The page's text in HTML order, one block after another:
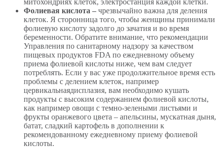
митохондриях клеток, электростанция каждой клетки.
Фолиевая кислота – чрезвычайно важна для деления
клеток. Я сторонница того, чтобы женщины принимали
фолиевую кислоту задолго до зачатия и во время
беременности. Обратите внимание, что рекомендации
Управления по санитарному надзору за качеством
пищевых продуктов FDA по ежедневному объему
приема фолиевой кислоты ниже, чем вам следует
потреблять. Если у вас уже продолжительное время есть
проблемы с делением клеток, например
цервикальнаядисплазия, вам необходимо кушать
продукты с высоким содержанием фолиевой кислоты,
как например овощи с темно-зелеными листьями и
фрукты оранжевого цвета – апельсины, мускатная дыня,
батат, сладкий картофель в дополнении к
рекомендованному ежедневному приему фолиевой
кислоты.